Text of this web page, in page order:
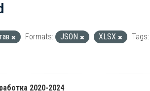
Formats: JSON XLSX
Tags:
2020-2024